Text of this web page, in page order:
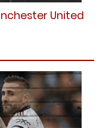
United